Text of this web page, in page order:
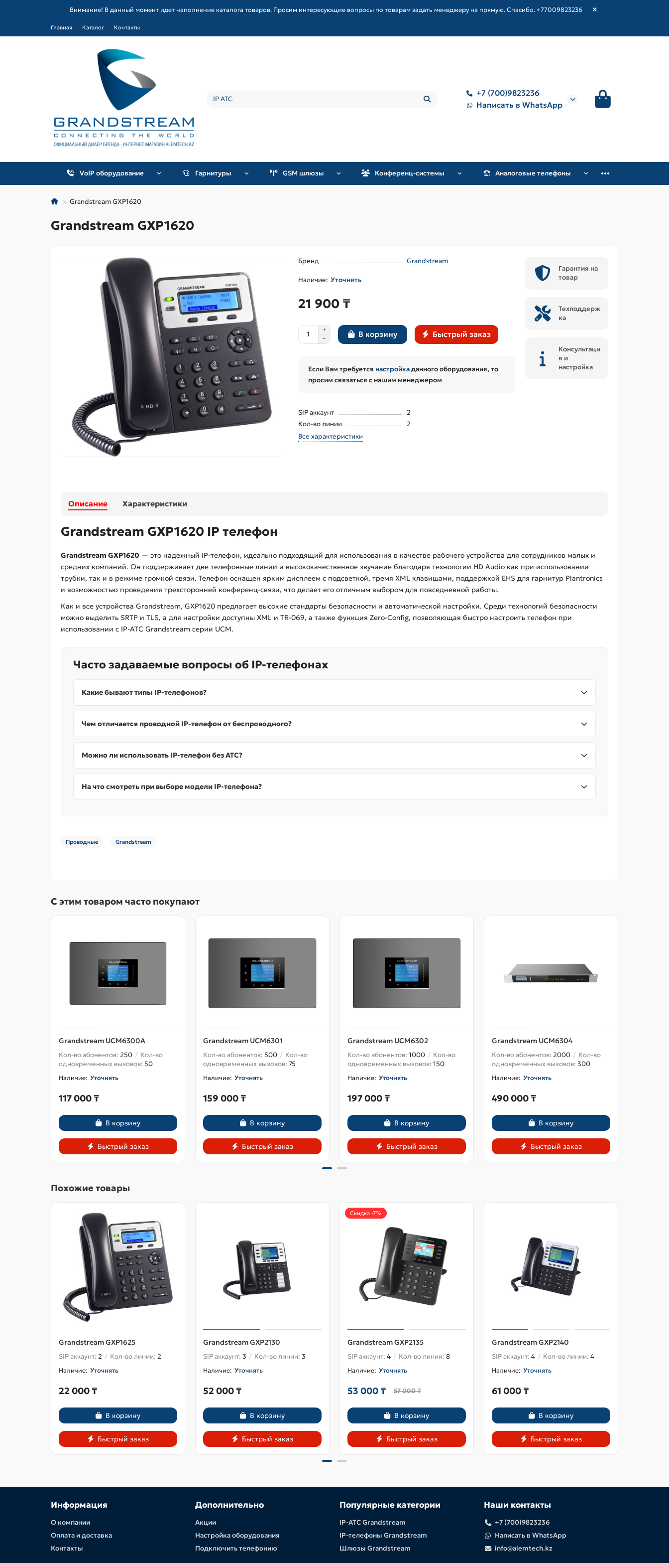
Внимание! В данный момент идет наполнение каталога товаров. Просим интересующие вопросы по товарам задать менеджеру на прямую. Спасибо. +77009823236
Главная Каталог Контакты
+7 (700)9823236
Написать в WhatsApp
VoIP оборудование Гарнитуры GSM шлюзы Конференц-системы Аналоговые телефоны
Grandstream GXP1620
Grandstream GXP1620
Бренд Grandstream
Уточнять
21 900 ₸
В корзину Быстрый заказ
Если Вам требуется настройкаданного оборудования, то
просим связаться с нашим менеджером
SIP аккаунт
2
Кол-во линии
2
Все характеристики
Гарантия на
товар
Техподдерж
ка
Консультаци
я и
настройка
Описание Характеристики
Grandstream GXP1620 IP телефон
Grandstream GXP1620 — это надежный IP-телефон, идеально подходящий для использования в качестве рабочего устройства для сотрудников малых и
средних компаний. Он поддерживает две телефонные линии и высококачественное звучание благодаря технологии HD Audio как при использовании
трубки, так и в режиме громкой связи. Телефон оснащен ярким дисплеем с подсветкой, тремя XML клавишами, поддержкой EHS для гарнитур Plantronics
и возможностью проведения трехсторонней конференц-связи, что делает его отличным выбором для повседневной работы.
Как и все устройства Grandstream, GXP1620 предлагает высокие стандарты безопасности и автоматической настройки. Среди технологий безопасности
можно выделить SRTP и TLS, а для настройки доступны XML и TR-069, а также функция Zero-Config, позволяющая быстро настроить телефон при
использовании с IP-АТС Grandstream серии UCM.
Часто задаваемые вопросы об IP-телефонах
Какие бывают типы IP-телефонов?
Чем отличается проводной IP-телефон от беспроводного?
Можно ли использовать IP-телефон без АТС?
На что смотреть при выборе модели IP-телефона?
Проводные Grandstream
С этим товаром часто покупают
Grandstream UCM6300A
Кол-во абонентов: 250
Кол-во
одновременных вызовов: 50
Уточнять
117 000 ₸
В корзину
Быстрый заказ
Grandstream UCM6301
Кол-во абонентов: 500
Кол-во
одновременных вызовов: 75
Уточнять
159 000 ₸
В корзину
Быстрый заказ
Grandstream UCM6302
Кол-во абонентов: 1000
Кол-во
одновременных вызовов: 150
Уточнять
197 000 ₸
В корзину
Быстрый заказ
Grandstream UCM6304
Кол-во абонентов: 2000
Кол-во
одновременных вызовов: 300
Уточнять
490 000 ₸
В корзину
Быстрый заказ
Похожие товары
Grandstream GXP1625
SIP аккаунт: 2 Кол-во линии: 2
Уточнять
22 000 ₸
В корзину
Быстрый заказ
Grandstream GXP2130
SIP аккаунт: 3 Кол-во линии: 3
Уточнять
52 000 ₸
В корзину
Быстрый заказ
Скидка -7%
Grandstream GXP2135
SIP аккаунт: 4 Кол-во линии: 8
Уточнять
53 000 ₸ 57 000 ₸
В корзину
Быстрый заказ
Grandstream GXP2140
SIP аккаунт: 4 Кол-во линии: 4
Уточнять
61 000 ₸
В корзину
Быстрый заказ
Информация
О компании
Оплата и доставка
Контакты
Дополнительно
Акции
Настройка оборудования
Подключить телефонию
Популярные категории
IP-АТС Grandstream
IP-телефоны Grandstream
Шлюзы Grandstream
Наши контакты
+7 (700)9823236
Написать в WhatsApp
info@alemtech.kz